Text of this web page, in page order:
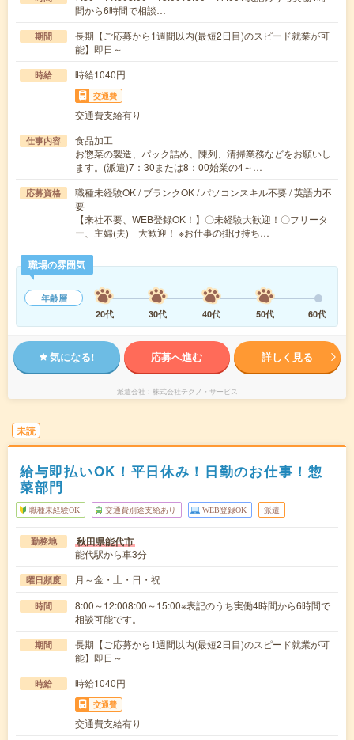
間から6時間で相談…
期間
長期【ご応募から1週間以内(最短2日目)のスピード就業が可
能】即日～
時給 時給1040円
交通費
交通費支給有り
仕事内容
食品加工
お惣菜の製造、パック詰め、陳列、清掃業務などをお願いし
ます。(派遣)7：30または8：00始業の4～…
応募資格
職種未経験OK / ブランクOK / パソコンスキル不要 / 英語力不
要
【来社不要、WEB登録OK！】〇未経験大歓迎！〇フリータ
ー、主婦(夫) 大歓迎！ ※お仕事の掛け持ち…
職場の雰囲気
年齢層
20代
30代 40代 50代 60代
気になる! 応募へ進む 詳しく見る
派遣会社 株式会社テクノ・サービス
未読
給与即払いOK！平日休み！日勤のお仕事！惣
菜部門
職種未経験OK 交通費別途支給あり WEB登録OK 派遣
勤務地 秋田県能代市
能代駅から車3分
曜日頻度 月～金・土・日・祝
時間
8:00～12:008:00～15:00※表記のうち実働4時間から6時間で
相談可能です。
期間
長期【ご応募から1週間以内(最短2日目)のスピード就業が可
能】即日～
時給 時給1040円
交通費
交通費支給有り